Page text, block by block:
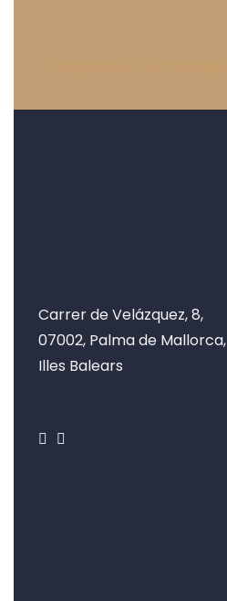
Carrer de Velázquez, 8,
07002, Palma de Mallorca,
Illes Balears